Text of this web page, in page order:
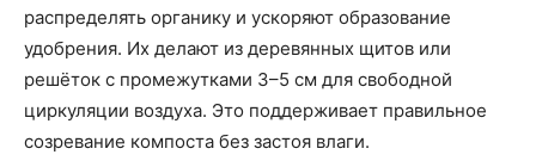
распределять органику и ускоряют образование
удобрения. Их делают из деревянных щитов или
решёток с промежутками 3–5 см для свободной
циркуляции воздуха. Это поддерживает правильное
созревание компоста без застоя влаги.